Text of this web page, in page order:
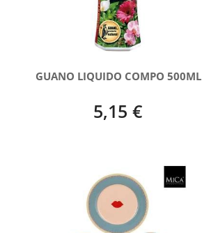
GUANO LIQUIDO COMPO 500ML
5,15 €